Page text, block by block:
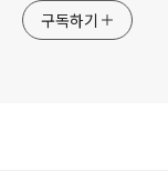
구독하기